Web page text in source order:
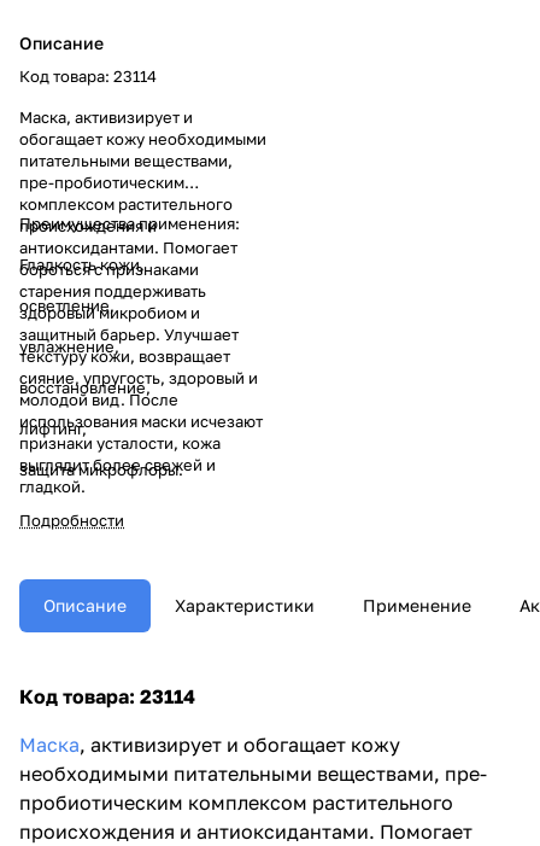
Описание
Код товара: 23114
Маска, активизирует и
обогащает кожу необходимыми
питательными веществами,
пре-пробиотическим
комплексом растительного
происхождения и
антиоксидантами. Помогает
бороться с признаками
старения поддерживать
здоровый микробиом и
защитный барьер. Улучшает
текстуру кожи, возвращает
сияние, упругость, здоровый и
молодой вид. После
использования маски исчезают
признаки усталости, кожа
выглядит более свежей и
гладкой.
Преимущества применения:
Гладкость кожи,
осветление,
увлажнение,
восстановление,
лифтинг,
защита микрофлоры.
Подробности
Описание Характеристики Применение
Код товара: 23114
Маска, активизирует и обогащает кожу
необходимыми питательными веществами, пре-
пробиотическим комплексом растительного
происхождения и антиоксидантами. Помогает